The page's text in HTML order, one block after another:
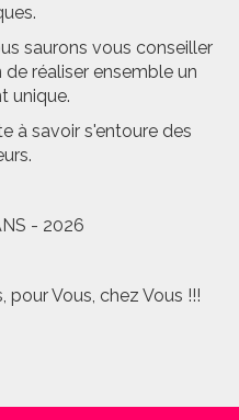
saurons vous conseiller
réaliser ensemble un
unique.
à savoir s'entoure des
- 2026
pour Vous, chez Vous !!!